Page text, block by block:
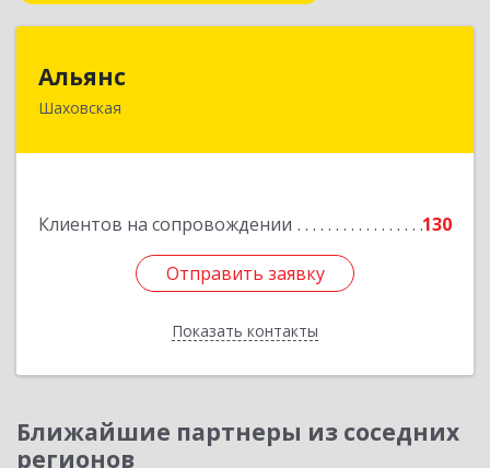
Альянс
Шаховская
Клиентов на сопровождении 130
Отправить заявку
Показать контакты
143700, Московская обл, Шаховской р-н,
Отправить заявку
Назад
Ближайшие партнеры из соседних
регионов